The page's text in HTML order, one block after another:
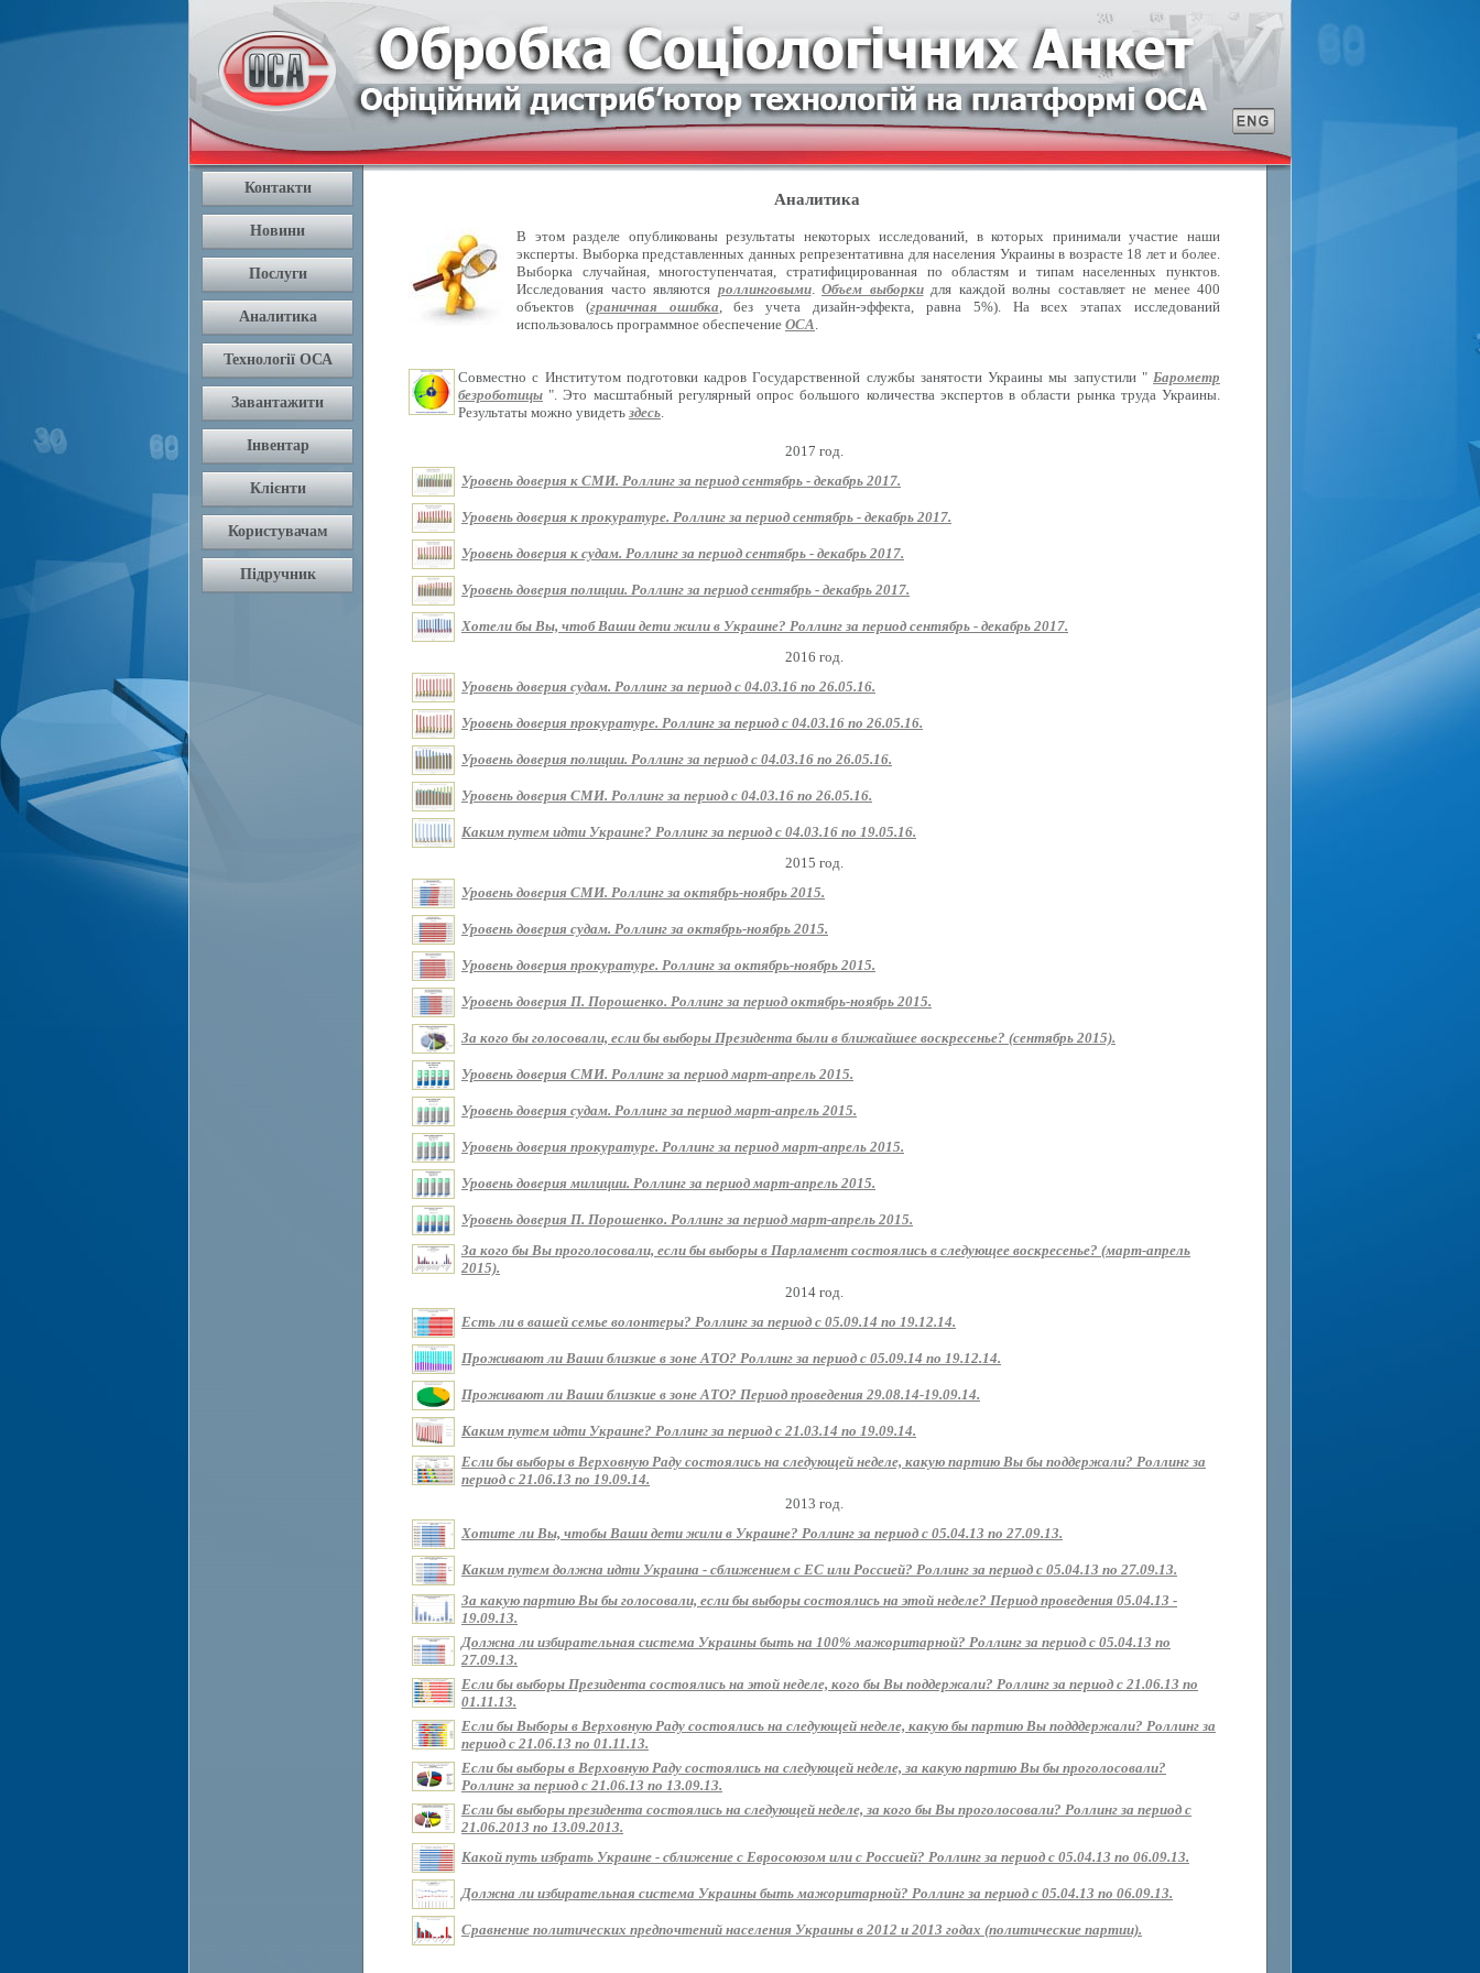
Аналитика
В этом разделе опубликованы результаты некоторых исследований, в которых принимали участие наши
эксперты. Выборка представленных данных репрезентативна для населения Украины в возрасте 18 лет и более.
Выборка случайная, многоступенчатая, стратифицированная по областям и типам населенных пунктов.
Исследования часто являются роллинговыми. Объем выборкидля каждой волны составляет не менее 400
объектов (граничная ошибка, без учета дизайн-эффекта, равна 5%). На всех этапах исследований
использовалось программное обеспечение ОСА.
Совместно с Институтом подготовки кадров Государственной службы занятости Украины мы запустили " Барометр
безроботицы ". Это масштабный регулярный опрос большого количества экспертов в области рынка труда Украины.
Результаты можно увидеть здесь.
2017 год.
Уровень доверия к СМИ. Роллинг за период сентябрь - декабрь 2017.
Уровень доверия к прокуратуре. Роллинг за период сентябрь - декабрь 2017.
Уровень доверия к судам. Роллинг за период сентябрь - декабрь 2017.
Уровень доверия полиции. Роллинг за период сентябрь - декабрь 2017.
Хотели бы Вы, чтоб Ваши дети жили в Украине? Роллинг за период сентябрь - декабрь 2017.
2016 год.
Уровень доверия судам. Роллинг за период с 04.03.16 по 26.05.16.
Уровень доверия прокуратуре. Роллинг за период с 04.03.16 по 26.05.16.
Уровень доверия полиции. Роллинг за период с 04.03.16 по 26.05.16.
Уровень доверия СМИ. Роллинг за период с 04.03.16 по 26.05.16.
Каким путем идти Украине? Роллинг за период с 04.03.16 по 19.05.16.
2015 год.
Уровень доверия СМИ. Роллинг за октябрь-ноябрь 2015.
Уровень доверия судам. Роллинг за октябрь-ноябрь 2015.
Уровень доверия прокуратуре. Роллинг за октябрь-ноябрь 2015.
Уровень доверия П. Порошенко. Роллинг за период октябрь-ноябрь 2015.
За кого бы голосовали, если бы выборы Президента были в ближайшее воскресенье? (сентябрь 2015).
Уровень доверия СМИ. Роллинг за период март-апрель 2015.
Уровень доверия судам. Роллинг за период март-апрель 2015.
Уровень доверия прокуратуре. Роллинг за период март-апрель 2015.
Уровень доверия милиции. Роллинг за период март-апрель 2015.
Уровень доверия П. Порошенко. Роллинг за период март-апрель 2015.
За кого бы Вы проголосовали, если бы выборы в Парламент состоялись в следующее воскресенье? (март-апрель
2015).
2014 год.
Есть ли в вашей семье волонтеры? Роллинг за период с 05.09.14 по 19.12.14.
Проживают ли Ваши близкие в зоне АТО? Роллинг за период с 05.09.14 по 19.12.14.
Проживают ли Ваши близкие в зоне АТО? Период проведения 29.08.14-19.09.14.
Каким путем идти Украине? Роллинг за период с 21.03.14 по 19.09.14.
Если бы выборы в Верховную Раду состоялись на следующей неделе, какую партию Вы бы поддержали? Роллинг за
период с 21.06.13 по 19.09.14.
2013 год.
Хотите ли Вы, чтобы Ваши дети жили в Украине? Роллинг за период с 05.04.13 по 27.09.13.
Каким путем должна идти Украина - сближением с ЕС или Россией? Роллинг за период с 05.04.13 по 27.09.13.
За какую партию Вы бы голосовали, если бы выборы состоялись на этой неделе? Период проведения 05.04.13 -
19.09.13.
Должна ли избирательная система Украины быть на 100% мажоритарной? Роллинг за период с 05.04.13 по
27.09.13.
Если бы выборы Президента состоялись на этой неделе, кого бы Вы поддержали? Роллинг за период с 21.06.13 по
01.11.13.
Если бы Выборы в Верховную Раду состоялись на следующей неделе, какую бы партию Вы подддержали? Роллинг за
период с 21.06.13 по 01.11.13.
Если бы выборы в Верховную Раду состоялись на следующей неделе, за какую партию Вы бы проголосовали?
Роллинг за период с 21.06.13 по 13.09.13.
Если бы выборы президента состоялись на следующей неделе, за кого бы Вы проголосовали? Роллинг за период с
21.06.2013 по 13.09.2013.
Какой путь избрать Украине - сближение с Евросоюзом или с Россией? Роллинг за период с 05.04.13 по 06.09.13.
Должна ли избирательная система Украины быть мажоритарной? Роллинг за период с 05.04.13 по 06.09.13.
Сравнение политических предпочтений населения Украины в 2012 и 2013 годах (политические партии).